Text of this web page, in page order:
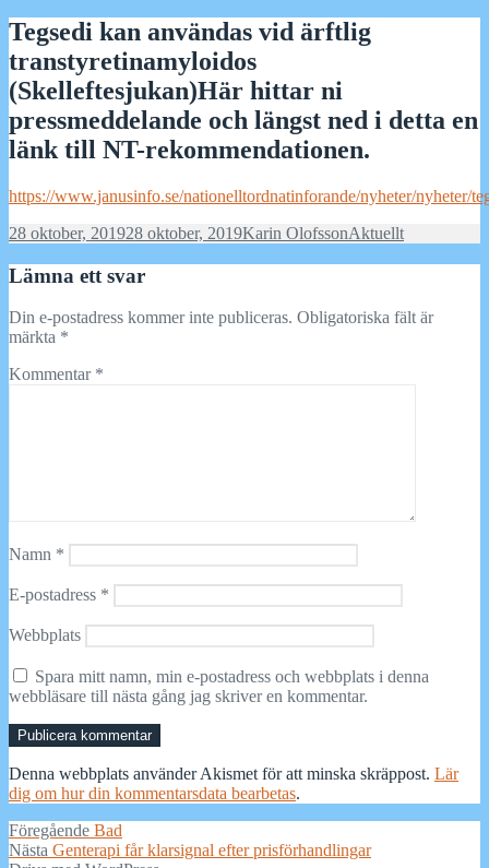
Tegsedi kan användas vid ärftlig
transtyretinamyloidos
(Skelleftesjukan)Här hittar ni
pressmeddelande och längst ned i detta en
länk till NT-rekommendationen.
https://www.janusinfo.se/nationelltordnatinforande/nyheter/nyheter/
Postat
28 oktober, 201928 oktober, 2019Författare
Karin OlofssonKategorier
Aktuellt
Lämna ett svar
Din e-postadress kommer inte publiceras. Obligatoriska fält är
märkta *
Kommentar *
Namn *
E-postadress *
Webbplats
Spara mitt namn, min e-postadress och webbplats i denna
webbläsare till nästa gång jag skriver en kommentar.
Denna webbplats använder Akismet för att minska skräppost. Lär
dig om hur din kommentarsdata bearbetas.
Inläggsnavigering
Föregående Föregående
inlägg:
Bad
Nästa Nästa
Genterapi får klarsignal efter prisförhandlingar